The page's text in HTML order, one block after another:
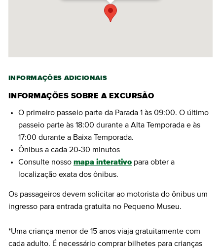
INFORMAÇÕES ADICIONAIS
INFORMAÇÕES SOBRE A EXCURSÃO
O primeiro passeio parte da Parada 1 às 09:00. O último
passeio parte às 18:00 durante a Alta Temporada e às
17:00 durante a Baixa Temporada.
Ônibus a cada 20-30 minutos
Consulte nosso mapa interativo para obter a
localização exata dos ônibus.
Os passageiros devem solicitar ao motorista do ônibus um
ingresso para entrada gratuita no Pequeno Museu.
*Uma criança menor de 15 anos viaja gratuitamente com
cada adulto. É necessário comprar bilhetes para crianças